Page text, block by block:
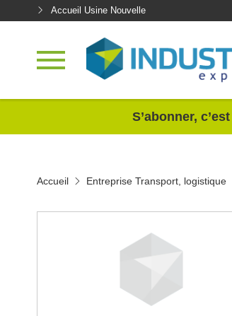
Accueil Usine Nouvelle
S’abonner,
Accueil Entreprise Transport, logistique